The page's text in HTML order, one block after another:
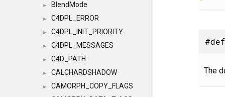
► BlendMode
► C4DPL_ERROR
► C4DPL_INIT_PRIORITY
► C4DPL_MESSAGES
► C4D_PATH
► CALCHARDSHADOW
►
CAMORPH_COPY_FLAGS
The